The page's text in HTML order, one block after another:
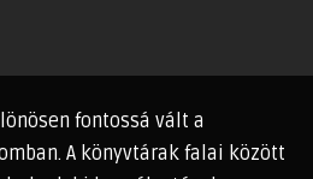
fontossá vált a
A könyvtárak falai között